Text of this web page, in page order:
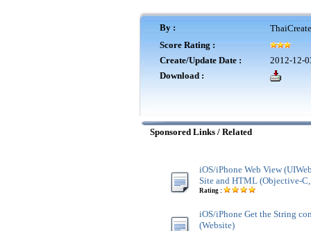
By :
Score Rating :
Create/Update Date :
2012-12-
Download :
Sponsored Links / Related
iOS/iPhone Web View
Site and HTML (Objective-
Rating :
iOS/iPhone Get the String
(Website)